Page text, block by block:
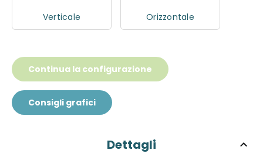
Verticale Orizzontale
Continua la configurazione
Consigli grafici
Dettagli